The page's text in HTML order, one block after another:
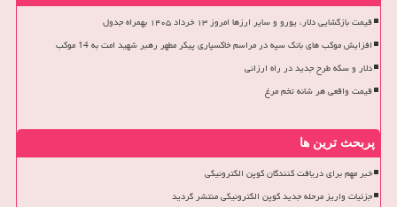
قیمت بازگشایی دلار، یورو و سایر ارزها امروز ۱۳ خرداد ۱۴۰۵ بهمراه جدول
افزایش موکب های بانک سپه در مراسم خاکسپاری پیکر مطهر رهبر شهید امت به 14 موکب
دلار و سکه طرح جدید در راه ارزانی
قیمت واقعی هر شانه تخم مرغ
پربحث ترین ها
خبر مهم برای دریافت کنندگان کوپن الکترونیکی
جزئیات واریز مرحله جدید کوپن الکترونیکی منتشر گردید